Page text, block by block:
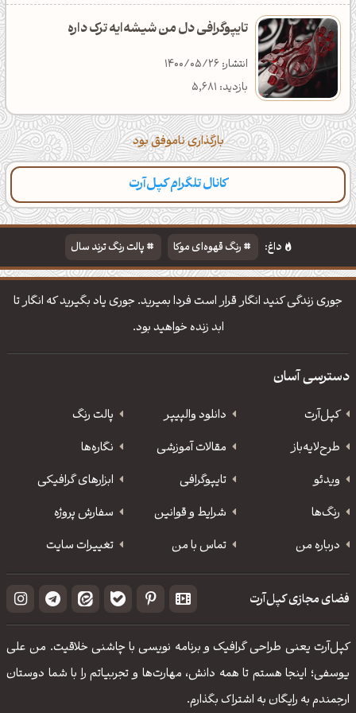
تایپوگرافی دل من شیشه‌ایه ترک داره
انتشار: 1400/05/26
بازدید: 5,681
بارگذاری ناموفق بود
کانال تلگرام کپل‌آرت
داغ: رنگ قهوه‌ای موکا
پالت رنگ ترند سال
دانلود والپیپر مذهبی
تایپوگرافی شعر مولانا
جوری زندگی کنید انگار قرار است فردا بمیرید. جوری یاد بگیرید که انگار تا
ابد زنده خواهید بود.
دسترسی آسان
کپل‌آرت دانلود‌ والپیپر
پالت رنگ
طرح‌لایه‌باز
مقالات آموزشی
نگاره‌ها
ویدئو
‌تایپوگرافی
ابزارهای گرافیکی
رنگ‌ها
شرایط و قوانین
سفارش پروژه
درباره من
تماس با من تغییرات سایت
فضای مجازی کپل‌آرت
کپل‌آرت یعنی طراحی گرافیک و برنامه نویسی با چاشنی خلاقیت. من علی
یوسفی؛ اینجا هستم تا همه دانش، مهارت‌‌ها و تجربیاتم را با شما دوستان
ارجمندم به رایگان به اشتراک بگذارم.